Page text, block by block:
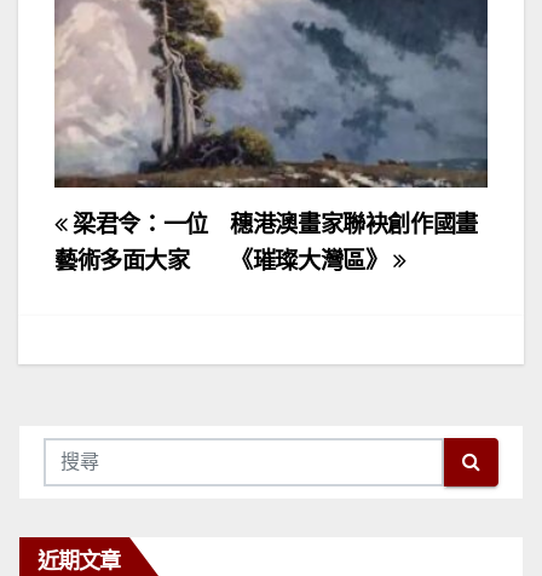
文
章
覽
穗港澳畫家聯袂創作國畫
《璀璨大灣區》
梁君令：一位
藝術多面大家
近期文章